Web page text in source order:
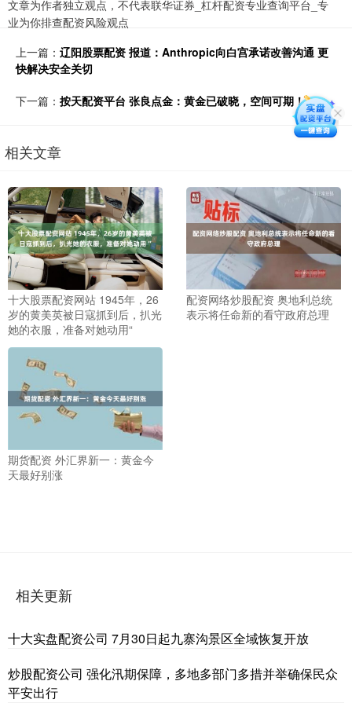
文章为作者独立观点，不代表联华证券_杠杆配资专业查询平台_专
业为你排查配资风险观点
上一篇： 辽阳股票配资 报道：Anthropic向白宫承诺改善沟通 更
快解决安全关切
下一篇： 按天配资平台 张良点金：黄金已破晓，空间可期！
相关文章
十大股票配资网站 1945年，26
岁的黄美英被日寇抓到后，扒光
她的衣服，准备对她动用“
配资网络炒股配资 奥地利总统
表示将任命新的看守政府总理
期货配资 外汇界新一：黄金今
天最好别涨
相关更新
十大实盘配资公司 7月30日起九寨沟景区全域恢复开放
炒股配资公司 强化汛期保障，多地多部门多措并举确保民众
平安出行